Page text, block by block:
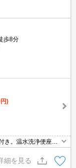
歩8分
)
き。温水洗浄便座付
能付きバス。TVイン
細を見る